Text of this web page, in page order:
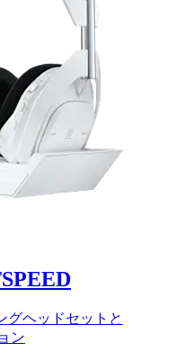
グヘッドセットと
ン